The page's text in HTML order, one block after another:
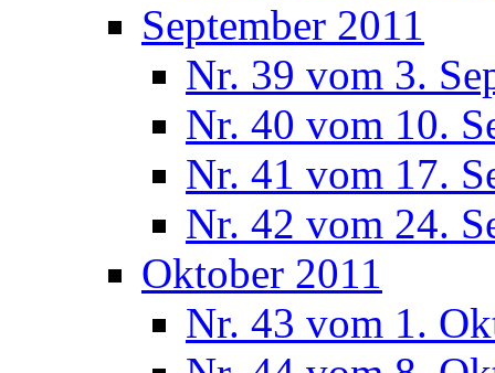
September 2011
Nr. 39 vom 3.
Nr. 40 vom 10.
Nr. 41 vom 17.
Nr. 42 vom 24.
Oktober 2011
Nr. 43 vom 1.